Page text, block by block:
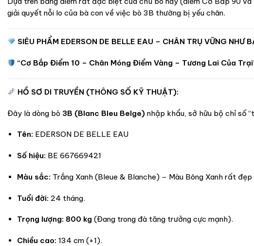
giải quyết nỗi lo của bà con về việc bò 3B thường bị yếu chân.
SIÊU PHẨM EDERSON DE BELLE EAU – CHÂN TRỤ VỮNG NHƯ
“Cơ Bắp Điểm 10 – Chân Móng Điểm Vàng – Tương Lai Của
HỒ SƠ DI TRUYỀN (THÔNG SỐ KỸ THUẬT):
Đây là dòng bò 3B (Blanc Bleu Belge) nhập khẩu, sở hữu bộ chỉ số
Tên: EDERSON DE BELLE EAU
Số hiệu: BE 667669421
Màu sắc: Trắng Xanh (Bleue & Blanche) – Màu Bông Xanh rất đẹp
Tuổi đời: 24 tháng.
Trọng lượng: 800 kg (Đang trong đà tăng trưởng cực mạnh).
Chiều cao: 134 cm (+1).